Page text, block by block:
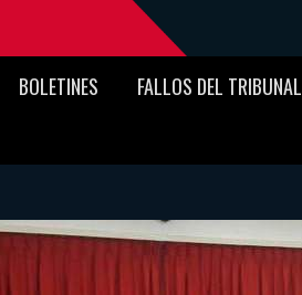
BOLETINES FALLOS DEL TRIBUNAL